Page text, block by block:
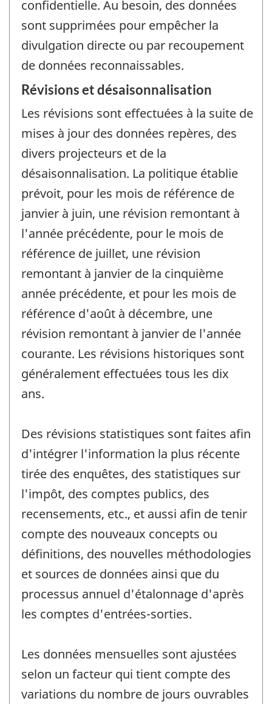
confidentielle. Au besoin, des données
sont supprimées pour empêcher la
divulgation directe ou par recoupement
de données reconnaissables.
Révisions et désaisonnalisation
Les révisions sont effectuées à la suite de
mises à jour des données repères, des
divers projecteurs et de la
désaisonnalisation. La politique établie
prévoit, pour les mois de référence de
janvier à juin, une révision remontant à
l'année précédente, pour le mois de
référence de juillet, une révision
remontant à janvier de la cinquième
année précédente, et pour les mois de
référence d'août à décembre, une
révision remontant à janvier de l'année
courante. Les révisions historiques sont
généralement effectuées tous les dix
ans.
Des révisions statistiques sont faites afin
d'intégrer l'information la plus récente
tirée des enquêtes, des statistiques sur
l'impôt, des comptes publics, des
recensements, etc., et aussi afin de tenir
compte des nouveaux concepts ou
définitions, des nouvelles méthodologies
et sources de données ainsi que du
processus annuel d'étalonnage d'après
les comptes d'entrées-sorties.
Les données mensuelles sont ajustées
selon un facteur qui tient compte des
variations du nombre de jours ouvrables